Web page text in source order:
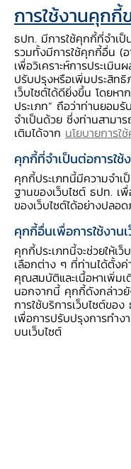
นางสาวดวงพร รอด
ฝ่ายกลยุทธ์สื่อสาร
พนักงานและจิตอาส
ร่วมกิจกรรมจิตอาส
เฉลิมพระเกียรติพระ
ในโอกาสพระราชพิ
พระชนมพรรษา 6
กับโรงเรียนอนุบาล
เรียนรู้ด้วยตนเองขอ
สังคมเพื่อพัฒนานักเ
ยั่งยืน เมื่อวันที่ 26
ภาพกิจกรรม
การใช้งานคุก
ธปท. มีการใช้คุกกี้ที่จำเป็
รวมทั้งมีการใช้คุกกี้อื่น (
เพื่อวิเคราะห์การประเมิ
ปรับปรุงหรือเพิ่มประสิทธิ
เว็บไซต์ได้ดียิ่งขึ้น โดยห
ประเภท” ถือว่าท่านยอม
จำเป็นด้วย ซึ่งท่านสามา
เติมได้จาก นโยบายการ
คุกกี้ที่จำเป็นต่อการใช้
คุกกี้ประเภทนี้มีความจำเ
ฐานของเว็บไซต์ ธปท. เพื่
ของเว็บไซต์ได้อย่างปลอ
คุกกี้อื่นเพื่อการใช้งาน
คุกกี้ประเภทนี้จะช่วยให้เ
เลือกต่าง ๆ ที่ท่านได้ตั้งค่
คุณสมบัติและเนื้อหาเพิ่มเ
นอกจากนี้ คุกกี้ดังกล่าว
การใช้บริการเว็บไซต์ของ
เพื่อการปรับปรุงการทำง
บนเว็บไซต์